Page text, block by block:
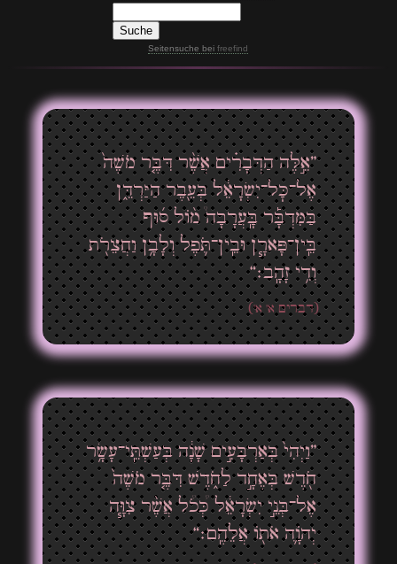
Seitensuche beifreefind
”אֵ֣לֶּה הַדְּבָרִ֗ים אֲשֶׁ֨ר דִּבֶּ֤ר מֹשֶׁה֙
אֶל־כׇּל־יִשְׂרָאֵ֔ל בְּעֵ֖בֶר הַיַּרְדֵּ֑ן
בַּמִּדְבָּ֡ר בָּֽעֲרָבָה֩ מ֨וֹל ס֜וּף
בֵּֽין־פָּארָ֧ן וּבֵֽין־תֹּ֛פֶל וְלָבָ֥ן וַחֲצֵרֹ֖ת
וְדִ֥י זָהָֽב׃“
(דברים א' א')
”וַיְהִי֙ בְּאַרְבָּעִ֣ים שָׁנָ֔ה בְּעַשְׁתֵּֽי־עָשָׂ֥ר
חֹ֖דֶשׁ בְּאֶחָ֣ד לַחֹ֑דֶשׁ דִּבֶּ֤ר מֹשֶׁה֙
אֶל־בְּנֵ֣י יִשְׂרָאֵ֔ל כְּ֠כֹ֠ל אֲשֶׁ֨ר צִוָּ֧ה
יְהֹוָ֛ה אֹת֖וֹ אֲלֵהֶֽם׃“